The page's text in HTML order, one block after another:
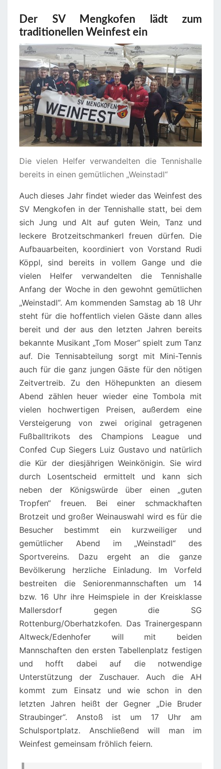
Der SV Mengkofen lädt zum
traditionellen Weinfest ein
Die vielen Helfer verwandelten die Tennishalle
bereits in einen gemütlichen „Weinstadl“
Auch dieses Jahr findet wieder das Weinfest des
SV Mengkofen in der Tennishalle statt, bei dem
sich Jung und Alt auf guten Wein, Tanz und
leckere Brotzeitschmankerl freuen dürfen. Die
Aufbauarbeiten, koordiniert von Vorstand Rudi
Köppl, sind bereits in vollem Gange und die
vielen Helfer verwandelten die Tennishalle
Anfang der Woche in den gewohnt gemütlichen
„Weinstadl“. Am kommenden Samstag ab 18 Uhr
steht für die hoffentlich vielen Gäste dann alles
bereit und der aus den letzten Jahren bereits
bekannte Musikant „Tom Moser“ spielt zum Tanz
auf. Die Tennisabteilung sorgt mit Mini-Tennis
auch für die ganz jungen Gäste für den nötigen
Zeitvertreib. Zu den Höhepunkten an diesem
Abend zählen heuer wieder eine Tombola mit
vielen hochwertigen Preisen, außerdem eine
Versteigerung von zwei original getragenen
Fußballtrikots des Champions League und
Confed Cup Siegers Luiz Gustavo und natürlich
die Kür der diesjährigen Weinkönigin. Sie wird
durch Losentscheid ermittelt und kann sich
neben der Königswürde über einen „guten
Tropfen“ freuen. Bei einer schmackhaften
Brotzeit und großer Weinauswahl wird es für die
Besucher bestimmt ein kurzweiliger und
gemütlicher Abend im „Weinstadl“ des
Sportvereins. Dazu ergeht an die ganze
Bevölkerung herzliche Einladung. Im Vorfeld
bestreiten die Seniorenmannschaften um 14
bzw. 16 Uhr ihre Heimspiele in der Kreisklasse
Mallersdorf gegen die SG
Rottenburg/Oberhatzkofen. Das Trainergespann
Altweck/Edenhofer will mit beiden
Mannschaften den ersten Tabellenplatz festigen
und hofft dabei auf die notwendige
Unterstützung der Zuschauer. Auch die AH
kommt zum Einsatz und wie schon in den
letzten Jahren heißt der Gegner „Die Bruder
Straubinger“. Anstoß ist um 17 Uhr am
Schulsportplatz. Anschließend will man im
Weinfest gemeinsam fröhlich feiern.